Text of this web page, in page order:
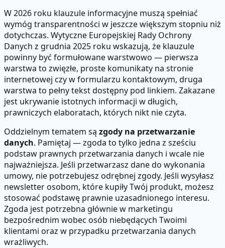
W 2026 roku klauzule informacyjne muszą spełniać
wymóg transparentności w jeszcze większym stopniu niż
dotychczas. Wytyczne Europejskiej Rady Ochrony
Danych z grudnia 2025 roku wskazują, że klauzule
powinny być formułowane warstwowo — pierwsza
warstwa to zwięzłe, proste komunikaty na stronie
internetowej czy w formularzu kontaktowym, druga
warstwa to pełny tekst dostępny pod linkiem. Zakazane
jest ukrywanie istotnych informacji w długich,
prawniczych elaboratach, których nikt nie czyta.
Oddzielnym tematem są zgody na przetwarzanie
danych. Pamiętaj — zgoda to tylko jedna z sześciu
podstaw prawnych przetwarzania danych i wcale nie
najważniejsza. Jeśli przetwarzasz dane do wykonania
umowy, nie potrzebujesz odrębnej zgody. Jeśli wysyłasz
newsletter osobom, które kupiły Twój produkt, możesz
stosować podstawę prawnie uzasadnionego interesu.
Zgoda jest potrzebna głównie w marketingu
bezpośrednim wobec osób niebędących Twoimi
klientami oraz w przypadku przetwarzania danych
wrażliwych.